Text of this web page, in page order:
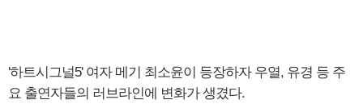
'하트시그널5' 여자 메기 최소윤이 등장하자 우열, 유경 등 주
요 출연자들의 러브라인에 변화가 생겼다.